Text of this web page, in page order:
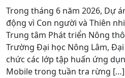
Trong tháng 6 năm 2026, Dự
động vì Con người và Thiên
Trung tâm Phát triển Nông
Trường Đại học Nông Lâm,
chức các lớp tập huấn ứng
Mobile trong tuần tra rừng […]